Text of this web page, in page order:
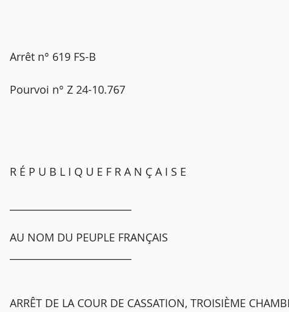
Arrêt n° 619 FS-B
Pourvoi n° Z 24-10.767
R É P U B L I Q U E F R A N Ç A I S E
AU NOM DU PEUPLE FRANÇAIS
ARRÊT DE LA COUR DE CASSATION, TROISIÈME